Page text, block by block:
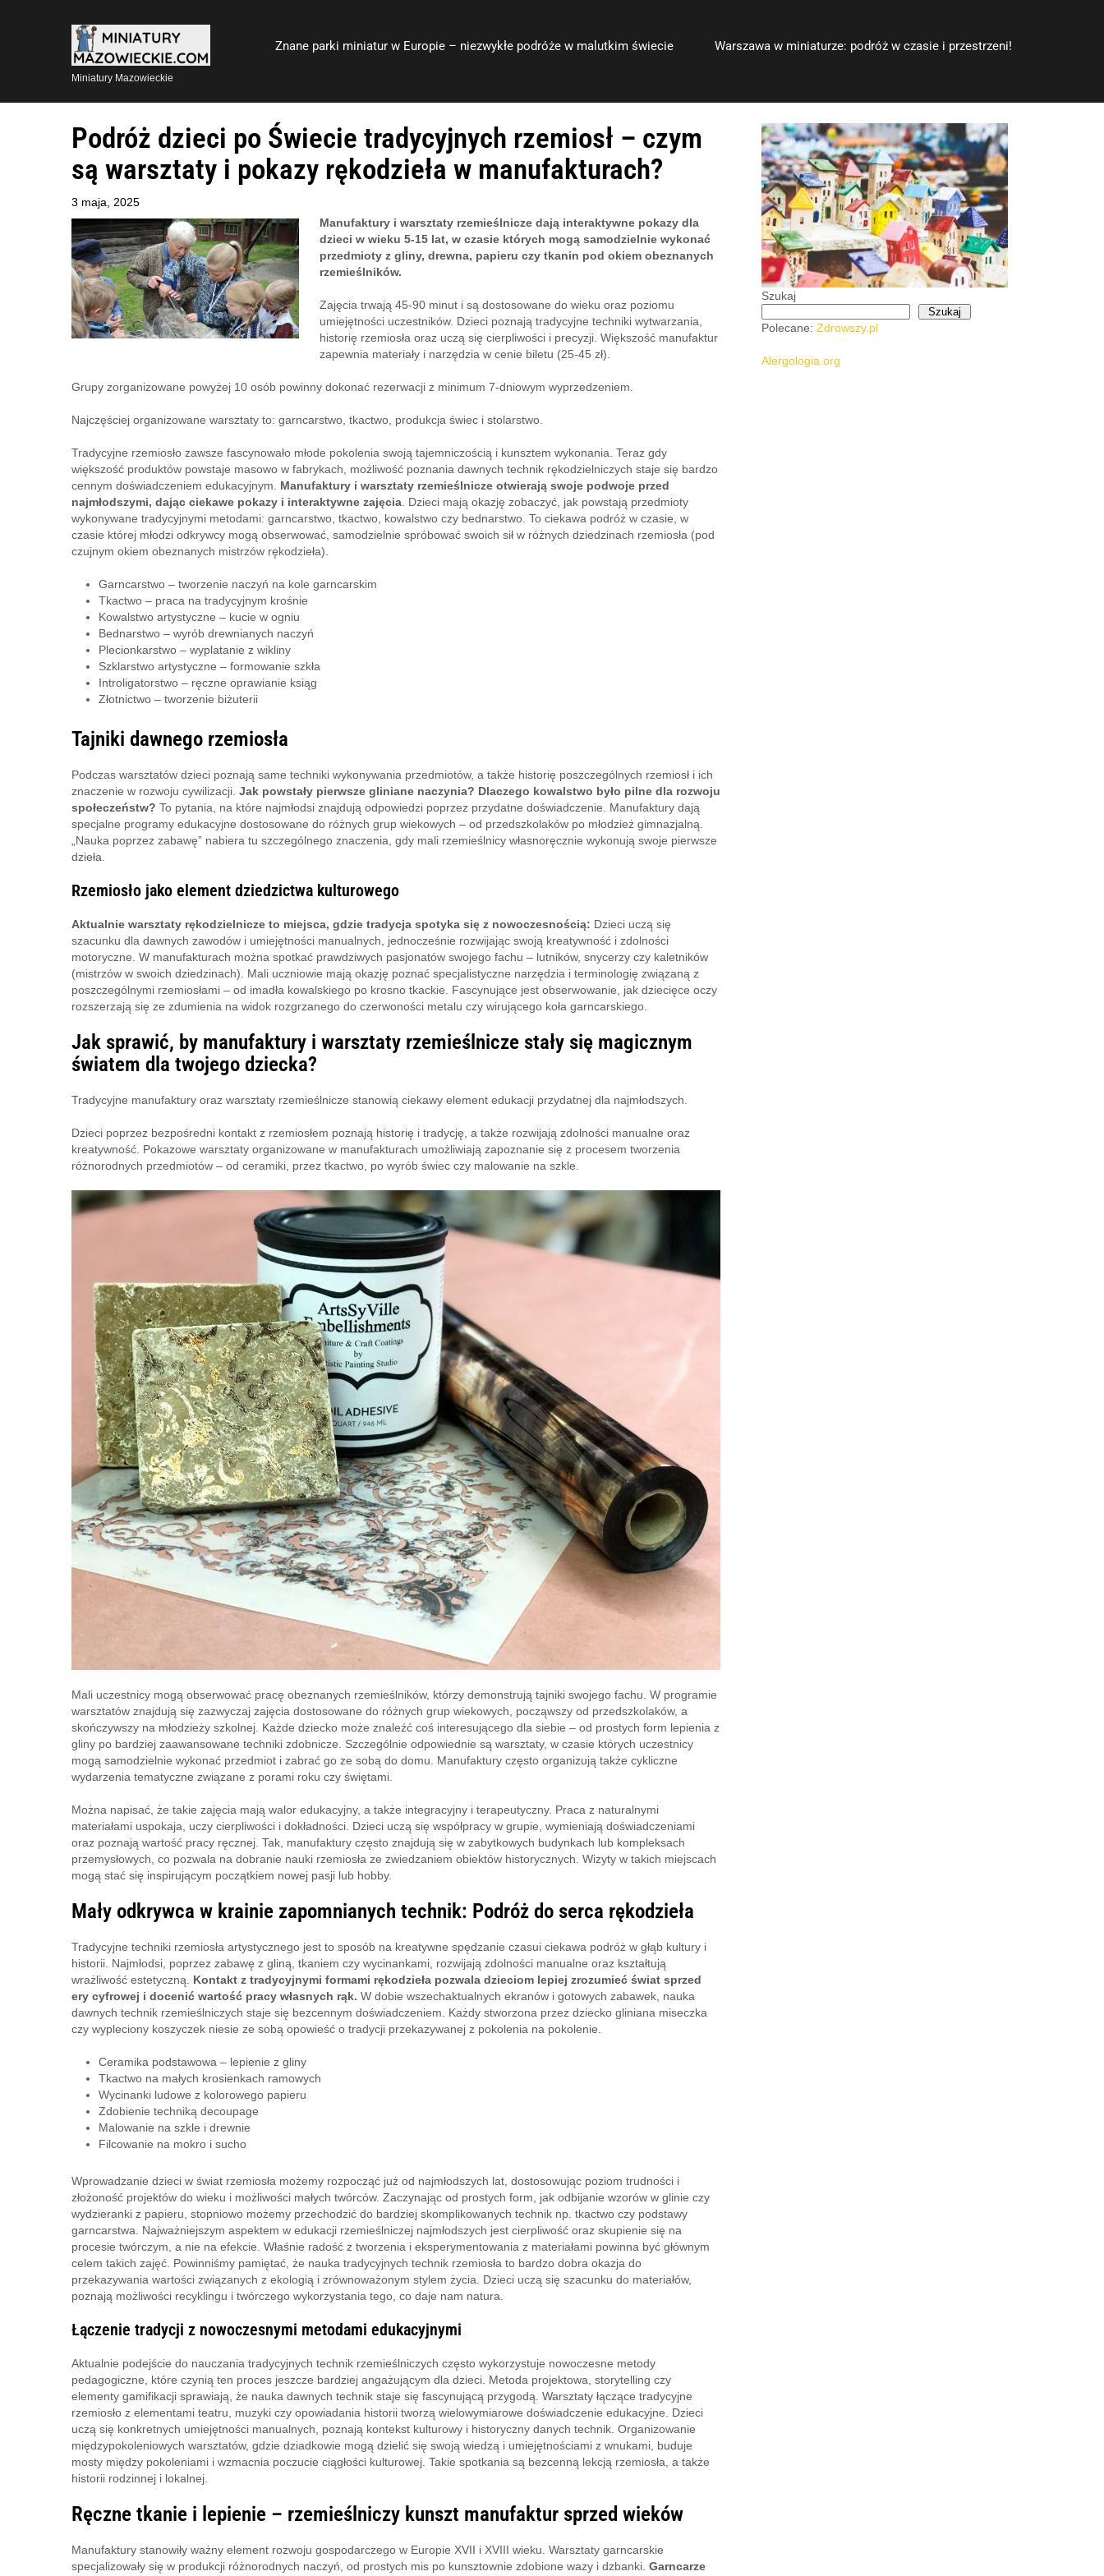
Miniatury Mazowieckie
Znane parki miniatur w Europie – niezwykłe podróże w malutkim świecie Warszawa w miniaturze: podróż w czasie i przestrzeni!
Podróż dzieci po Świecie tradycyjnych rzemiosł – czym
są warsztaty i pokazy rękodzieła w manufakturach?
3 maja, 2025
Manufaktury i warsztaty rzemieślnicze dają interaktywne pokazy dla
dzieci w wieku 5-15 lat, w czasie których mogą samodzielnie wykonać
przedmioty z gliny, drewna, papieru czy tkanin pod okiem obeznanych
rzemieślników.
Zajęcia trwają 45-90 minut i są dostosowane do wieku oraz poziomu
umiejętności uczestników. Dzieci poznają tradycyjne techniki wytwarzania,
historię rzemiosła oraz uczą się cierpliwości i precyzji. Większość manufaktur
zapewnia materiały i narzędzia w cenie biletu (25-45 zł).
Grupy zorganizowane powyżej 10 osób powinny dokonać rezerwacji z minimum 7-dniowym wyprzedzeniem.
Najczęściej organizowane warsztaty to: garncarstwo, tkactwo, produkcja świec i stolarstwo.
Tradycyjne rzemiosło zawsze fascynowało młode pokolenia swoją tajemniczością i kunsztem wykonania. Teraz gdy
większość produktów powstaje masowo w fabrykach, możliwość poznania dawnych technik rękodzielniczych staje się bardzo
cennym doświadczeniem edukacyjnym. Manufaktury i warsztaty rzemieślnicze otwierają swoje podwoje przed
najmłodszymi, dając ciekawe pokazy i interaktywne zajęcia . Dzieci mają okazję zobaczyć, jak powstają przedmioty
wykonywane tradycyjnymi metodami: garncarstwo, tkactwo, kowalstwo czy bednarstwo. To ciekawa podróż w czasie, w
czasie której młodzi odkrywcy mogą obserwować, samodzielnie spróbować swoich sił w różnych dziedzinach rzemiosła (pod
czujnym okiem obeznanych mistrzów rękodzieła).
Garncarstwo – tworzenie naczyń na kole garncarskim
Tkactwo – praca na tradycyjnym krośnie
Kowalstwo artystyczne – kucie w ogniu
Bednarstwo – wyrób drewnianych naczyń
Plecionkarstwo – wyplatanie z wikliny
Szklarstwo artystyczne – formowanie szkła
Introligatorstwo – ręczne oprawianie ksiąg
Złotnictwo – tworzenie biżuterii
Tajniki dawnego rzemiosła
Podczas warsztatów dzieci poznają same techniki wykonywania przedmiotów, a także historię poszczególnych rzemiosł i ich
znaczenie w rozwoju cywilizacji. Jak powstały pierwsze gliniane naczynia? Dlaczego kowalstwo było pilne dla rozwoju
społeczeństw? To pytania, na które najmłodsi znajdują odpowiedzi poprzez przydatne doświadczenie. Manufaktury dają
specjalne programy edukacyjne dostosowane do różnych grup wiekowych – od przedszkolaków po młodzież gimnazjalną.
„Nauka poprzez zabawę” nabiera tu szczególnego znaczenia, gdy mali rzemieślnicy własnoręcznie wykonują swoje pierwsze
dzieła.
Rzemiosło jako element dziedzictwa kulturowego
Aktualnie warsztaty rękodzielnicze to miejsca, gdzie tradycja spotyka się z nowoczesnością: Dzieci uczą się
szacunku dla dawnych zawodów i umiejętności manualnych, jednocześnie rozwijając swoją kreatywność i zdolności
motoryczne. W manufakturach można spotkać prawdziwych pasjonatów swojego fachu – lutników, snycerzy czy kaletników
(mistrzów w swoich dziedzinach). Mali uczniowie mają okazję poznać specjalistyczne narzędzia i terminologię związaną z
poszczególnymi rzemiosłami – od imadła kowalskiego po krosno tkackie. Fascynujące jest obserwowanie, jak dziecięce oczy
rozszerzają się ze zdumienia na widok rozgrzanego do czerwoności metalu czy wirującego koła garncarskiego.
Jak sprawić, by manufaktury i warsztaty rzemieślnicze stały się magicznym
światem dla twojego dziecka?
Tradycyjne manufaktury oraz warsztaty rzemieślnicze stanowią ciekawy element edukacji przydatnej dla najmłodszych.
Dzieci poprzez bezpośredni kontakt z rzemiosłem poznają historię i tradycję, a także rozwijają zdolności manualne oraz
kreatywność. Pokazowe warsztaty organizowane w manufakturach umożliwiają zapoznanie się z procesem tworzenia
różnorodnych przedmiotów – od ceramiki, przez tkactwo, po wyrób świec czy malowanie na szkle.
Mali uczestnicy mogą obserwować pracę obeznanych rzemieślników, którzy demonstrują tajniki swojego fachu. W programie
warsztatów znajdują się zazwyczaj zajęcia dostosowane do różnych grup wiekowych, począwszy od przedszkolaków, a
skończywszy na młodzieży szkolnej. Każde dziecko może znaleźć coś interesującego dla siebie – od prostych form lepienia z
gliny po bardziej zaawansowane techniki zdobnicze. Szczególnie odpowiednie są warsztaty, w czasie których uczestnicy
mogą samodzielnie wykonać przedmiot i zabrać go ze sobą do domu. Manufaktury często organizują także cykliczne
wydarzenia tematyczne związane z porami roku czy świętami.
Można napisać, że takie zajęcia mają walor edukacyjny, a także integracyjny i terapeutyczny. Praca z naturalnymi
materiałami uspokaja, uczy cierpliwości i dokładności. Dzieci uczą się współpracy w grupie, wymieniają doświadczeniami
oraz poznają wartość pracy ręcznej. Tak, manufaktury często znajdują się w zabytkowych budynkach lub kompleksach
przemysłowych, co pozwala na dobranie nauki rzemiosła ze zwiedzaniem obiektów historycznych. Wizyty w takich miejscach
mogą stać się inspirującym początkiem nowej pasji lub hobby.
Mały odkrywca w krainie zapomnianych technik: Podróż do serca rękodzieła
Tradycyjne techniki rzemiosła artystycznego jest to sposób na kreatywne spędzanie czasui ciekawa podróż w głąb kultury i
historii. Najmłodsi, poprzez zabawę z gliną, tkaniem czy wycinankami, rozwijają zdolności manualne oraz kształtują
wrażliwość estetyczną. Kontakt z tradycyjnymi formami rękodzieła pozwala dzieciom lepiej zrozumieć świat sprzed
ery cyfrowej i docenić wartość pracy własnych rąk. W dobie wszechaktualnych ekranów i gotowych zabawek, nauka
dawnych technik rzemieślniczych staje się bezcennym doświadczeniem. Każdy stworzona przez dziecko gliniana miseczka
czy wypleciony koszyczek niesie ze sobą opowieść o tradycji przekazywanej z pokolenia na pokolenie.
Ceramika podstawowa – lepienie z gliny
Tkactwo na małych krosienkach ramowych
Wycinanki ludowe z kolorowego papieru
Zdobienie techniką decoupage
Malowanie na szkle i drewnie
Filcowanie na mokro i sucho
Wprowadzanie dzieci w świat rzemiosła możemy rozpocząć już od najmłodszych lat, dostosowując poziom trudności i
złożoność projektów do wieku i możliwości małych twórców. Zaczynając od prostych form, jak odbijanie wzorów w glinie czy
wydzieranki z papieru, stopniowo możemy przechodzić do bardziej skomplikowanych technik np. tkactwo czy podstawy
garncarstwa. Najważniejszym aspektem w edukacji rzemieślniczej najmłodszych jest cierpliwość oraz skupienie się na
procesie twórczym, a nie na efekcie. Właśnie radość z tworzenia i eksperymentowania z materiałami powinna być głównym
celem takich zajęć. Powinniśmy pamiętać, że nauka tradycyjnych technik rzemiosła to bardzo dobra okazja do
przekazywania wartości związanych z ekologią i zrównoważonym stylem życia. Dzieci uczą się szacunku do materiałów,
poznają możliwości recyklingu i twórczego wykorzystania tego, co daje nam natura.
Łączenie tradycji z nowoczesnymi metodami edukacyjnymi
Aktualnie podejście do nauczania tradycyjnych technik rzemieślniczych często wykorzystuje nowoczesne metody
pedagogiczne, które czynią ten proces jeszcze bardziej angażującym dla dzieci. Metoda projektowa, storytelling czy
elementy gamifikacji sprawiają, że nauka dawnych technik staje się fascynującą przygodą. Warsztaty łączące tradycyjne
rzemiosło z elementami teatru, muzyki czy opowiadania historii tworzą wielowymiarowe doświadczenie edukacyjne. Dzieci
uczą się konkretnych umiejętności manualnych, poznają kontekst kulturowy i historyczny danych technik. Organizowanie
międzypokoleniowych warsztatów, gdzie dziadkowie mogą dzielić się swoją wiedzą i umiejętnościami z wnukami, buduje
mosty między pokoleniami i wzmacnia poczucie ciągłości kulturowej. Takie spotkania są bezcenną lekcją rzemiosła, a także
historii rodzinnej i lokalnej.
Ręczne tkanie i lepienie – rzemieślniczy kunszt manufaktur sprzed wieków
Manufaktury stanowiły ważny element rozwoju gospodarczego w Europie XVII i XVIII wieku. Warsztaty garncarskie
specjalizowały się w produkcji różnorodnych naczyń, od prostych mis po kunsztownie zdobione wazy i dzbanki. Garncarze
Szukaj
Szukaj
Polecane: Zdrowszy.pl
Alergologia.org